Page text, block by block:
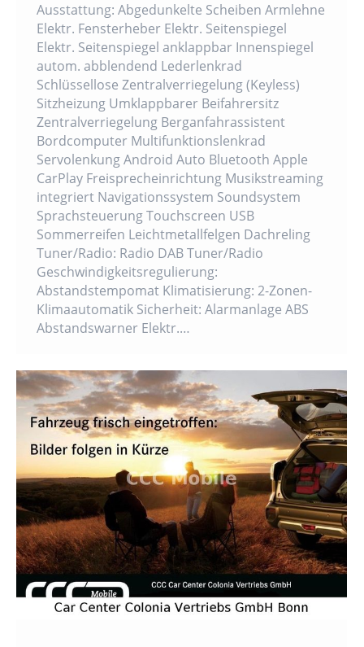
Ausstattung: Abgedunkelte Scheiben Armlehne
Elektr. Fensterheber Elektr. Seitenspiegel
Elektr. Seitenspiegel anklappbar Innenspiegel
autom. abblendend Lederlenkrad
Schlüssellose Zentralverriegelung (Keyless)
Sitzheizung Umklappbarer Beifahrersitz
Zentralverriegelung Berganfahrassistent
Bordcomputer Multifunktionslenkrad
Servolenkung Android Auto Bluetooth Apple
CarPlay Freisprecheinrichtung Musikstreaming
integriert Navigationssystem Soundsystem
Sprachsteuerung Touchscreen USB
Sommerreifen Leichtmetallfelgen Dachreling
Tuner/Radio: Radio DAB Tuner/Radio
Geschwindigkeitsregulierung:
Abstandstempomat Klimatisierung: 2-Zonen-
Klimaautomatik Sicherheit: Alarmanlage ABS
Abstandswarner Elektr.…